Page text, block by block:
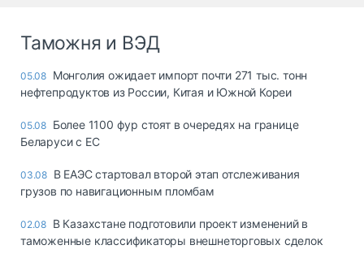
Таможня и ВЭД
05.08 Монголия ожидает импорт почти 271 тыс. тонн
нефтепродуктов из России, Китая и Южной Кореи
05.08 Более 1100 фур стоят в очередях на границе
Беларуси с ЕС
03.08 В ЕАЭС стартовал второй этап отслеживания
грузов по навигационным пломбам
02.08 В Казахстане подготовили проект изменений в
таможенные классификаторы внешнеторговых сделок